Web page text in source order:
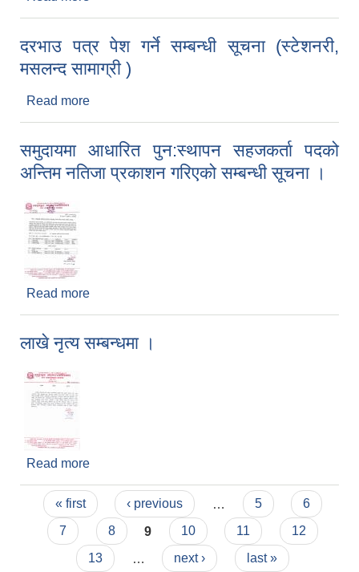
दरभाउ पत्र पेश गर्ने सम्बन्धी सूचना (स्टेशनरी,
मसलन्द सामाग्री )
Read more
समुदायमा आधारित पुन:स्थापन सहजकर्ता पदको
अन्तिम नतिजा प्रकाशन गरिएको सम्बन्धी सूचना ।
Read more
लाखे नृत्य सम्बन्धमा ।
Read more
Pages
« first ‹ previous 5
6
7
8 9 10 11
12
13
next › last »